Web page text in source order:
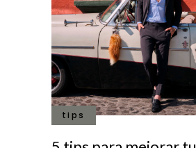
tips